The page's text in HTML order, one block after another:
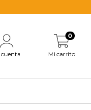
cuenta Mi carrito
0